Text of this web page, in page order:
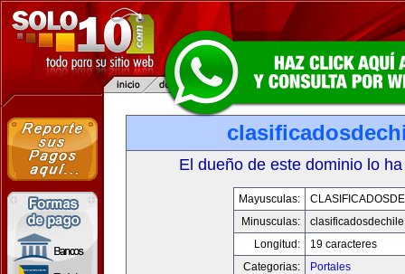
El dueño de este dominio lo
Mayusculas:
Minusculas:
Longitud:
19 caracteres
Categorias:
Portales